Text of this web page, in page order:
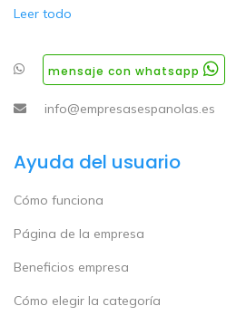
Leer todo
mensaje con whatsapp
info@empresasespanolas.es
Ayuda del usuario
Cómo funciona
Página de la empresa
Beneficios empresa
Cómo elegir la categoría